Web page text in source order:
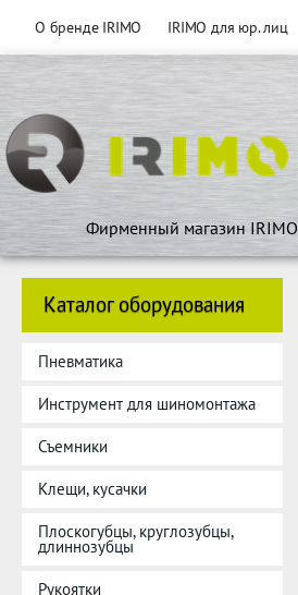
О бренде IRIMO IRIMO для юр. лиц
Фирменный магазин IRIMO
Каталог оборудования
Пневматика
Инструмент для шиномонтажа
Съемники
Клещи, кусачки
Плоскогубцы, круглозубцы,
длиннозубцы
Рукоятки